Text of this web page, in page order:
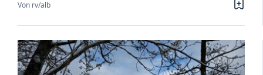
Von rv/alb